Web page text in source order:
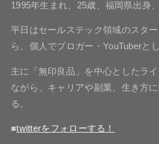
1995年生まれ、25歳、福岡県出身
平日はセールステック領域のスタ
ら、個人でブロガー・YouTuberと
主に「無印良品」を中心としたラ
ながら、キャリアや副業、生き方
る。
■twitterをフォローする！